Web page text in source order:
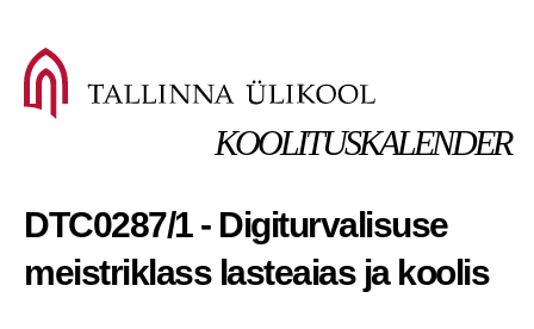
KOOLITUSKALENDER
DTC0287/1 - Digiturvalisuse
meistriklass lasteaias ja koolis